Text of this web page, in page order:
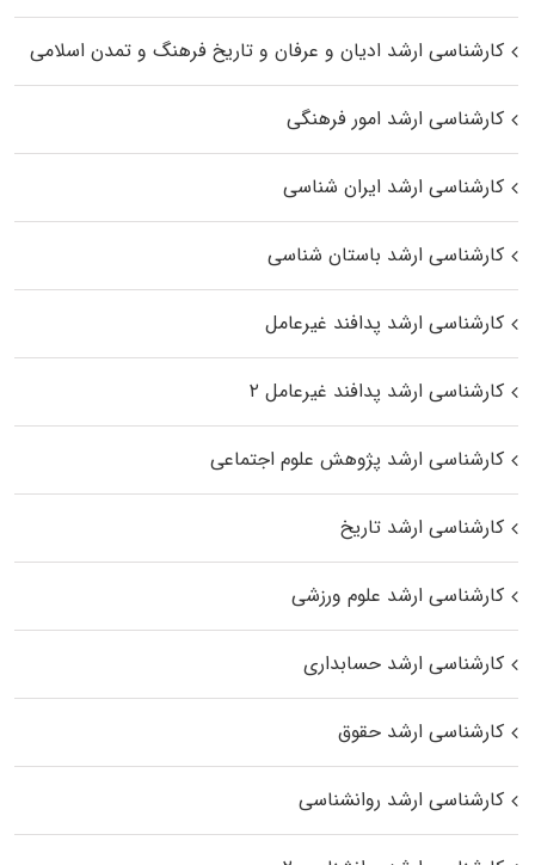
کارشناسی ارشد ادیان و عرفان و تاریخ فرهنگ و تمدن اسلامی
کارشناسی ارشد امور فرهنگی
کارشناسی ارشد ایران شناسی
کارشناسی ارشد باستان شناسی
کارشناسی ارشد پدافند غیرعامل
کارشناسی ارشد پدافند غیرعامل ۲
کارشناسی ارشد پژوهش علوم اجتماعی
کارشناسی ارشد تاریخ
کارشناسی ارشد علوم ورزشی
کارشناسی ارشد حسابداری
کارشناسی ارشد حقوق
کارشناسی ارشد روانشناسی